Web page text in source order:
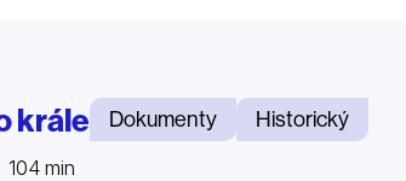
krále Dokumenty Historický
min